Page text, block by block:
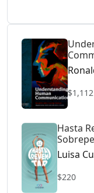
$1,112
Hasta
Luisa
$220